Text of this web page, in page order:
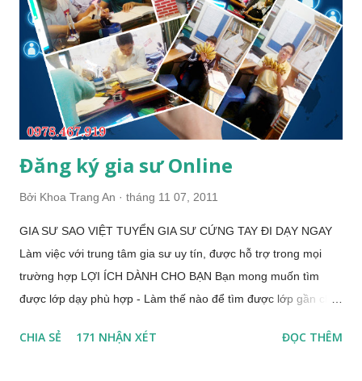
Đăng ký gia sư Online
Bởi Khoa Trang An tháng 11 07, 2011
GIA SƯ SAO VIỆT TUYỂN GIA SƯ CỨNG TAY ĐI DẠY NGAY
Làm việc với trung tâm gia sư uy tín, được hỗ trợ trong mọi
trường hợp LỢI ÍCH DÀNH CHO BẠN Bạn mong muốn tìm
được lớp dạy phù hợp - Làm thế nào để tìm được lớp gần chỗ
định, xếp theo thời gian biểu cá nhân của bạn và dạy lâu dài?
CHIA SẺ 171 NHẬN XÉT ĐỌC THÊM